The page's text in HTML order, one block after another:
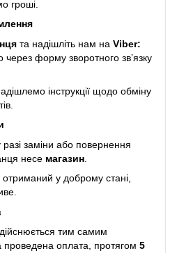
гроші.
та надішліть нам на Viber:
через форму зворотного зв’язку
інструкції щодо обміну
разі заміни або повернення
несе магазин
у доброму стані,
тим самим
оплата, протягом 5